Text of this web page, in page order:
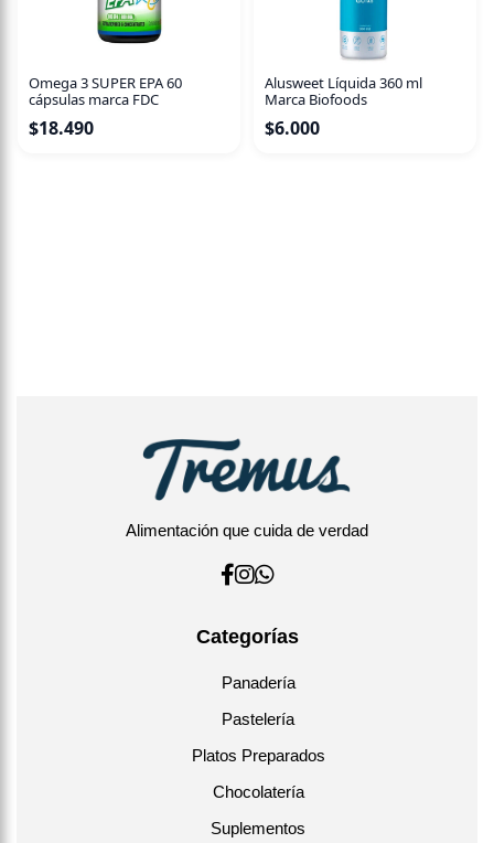
Omega 3 SUPER EPA 60
cápsulas marca FDC
$18.490
Alusweet Líquida 360 ml
Marca Biofoods
$6.000
Alimentación que cuida de verdad
Categorías
Panadería
Pastelería
Platos Preparados
Chocolatería
Suplementos